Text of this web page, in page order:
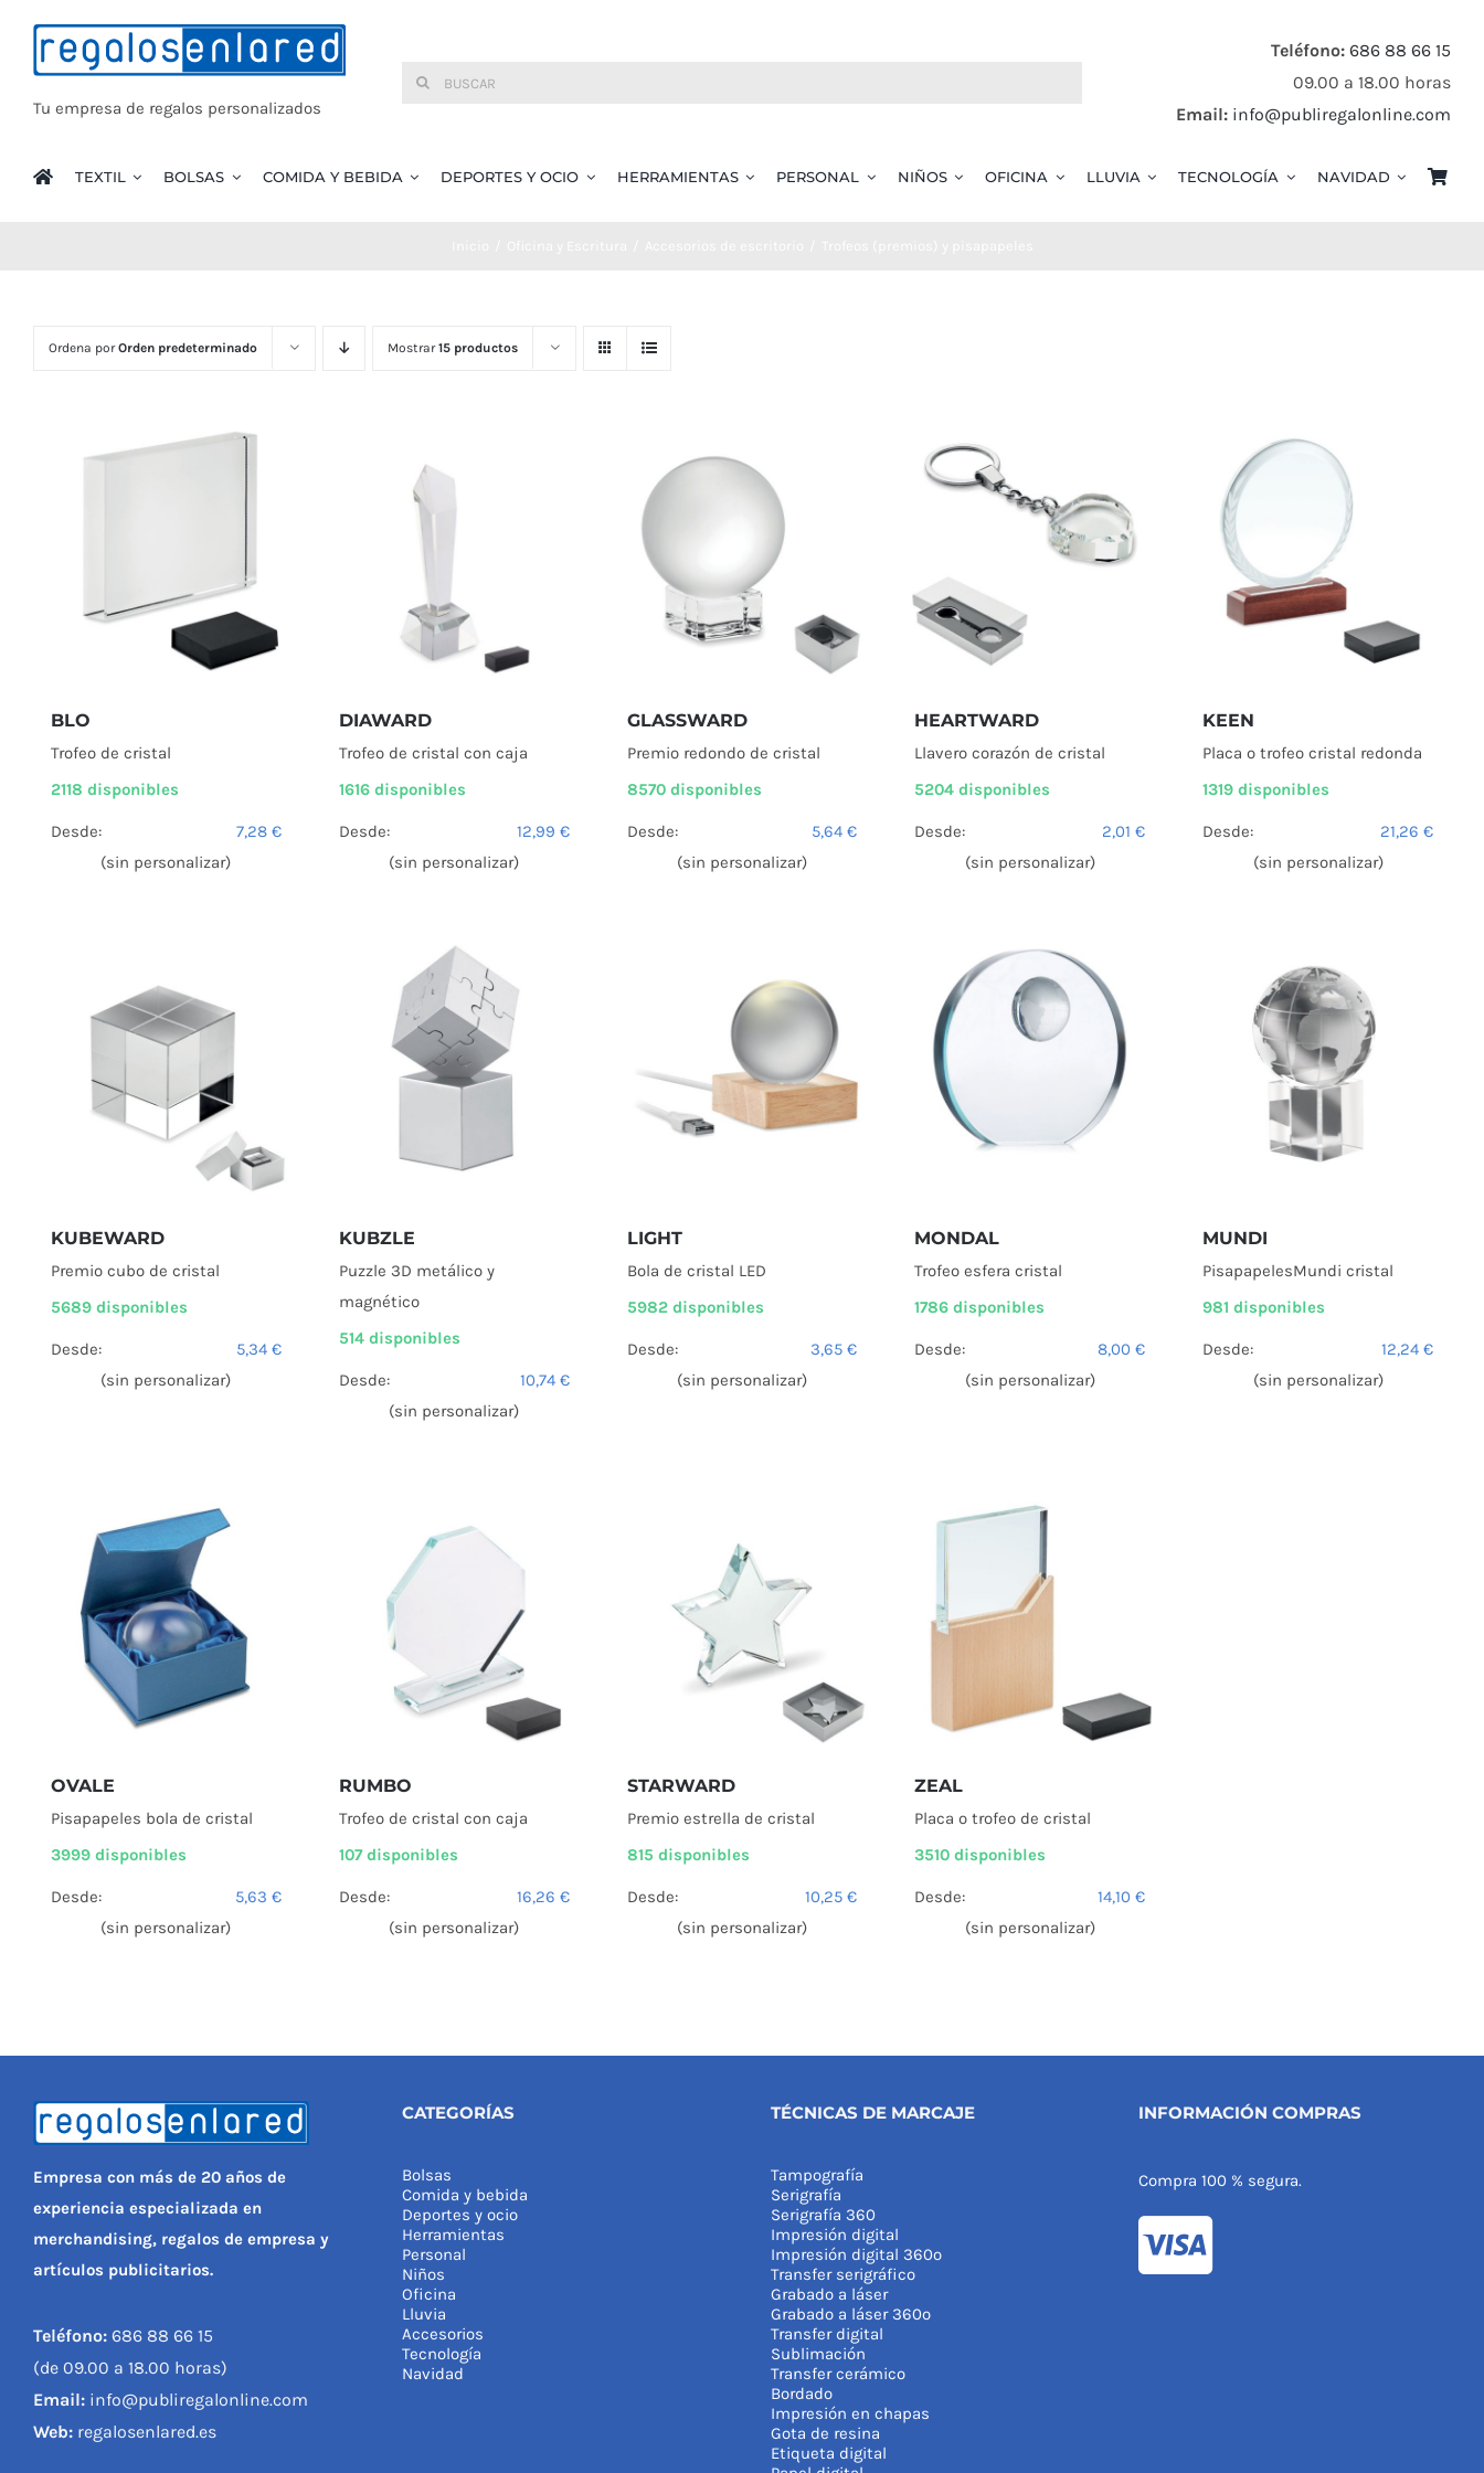
contenido
Tu empresa de regalos personalizados
Buscar:
Teléfono: 686 88 66 15
09.00 a 18.00 horas
Email: info@publiregalonline.com
TEXTIL BOLSAS COMIDA Y BEBIDA DEPORTES Y OCIO HERRAMIENTAS PERSONAL NIÑOS OFICINA LLUVIA TECNOLOGÍA NAVIDAD
Ordena porOrden predeterminado Mostrar15 productos
BLO
Trofeo de cristal
2118 disponibles
Desde: 7,28 €
(sin personalizar)
DIAWARD
Trofeo de cristal con caja
1616 disponibles
Desde: 12,99 €
(sin personalizar)
GLASSWARD
Premio redondo de cristal
8570 disponibles
Desde: 5,64€
(sin personalizar)
HEARTWARD
Llavero corazón de cristal
5204 disponibles
Desde: 2,01€
(sin personalizar)
KEEN
Placa o trofeo cristal redonda
1319 disponibles
Desde: 21,26 €
(sin personalizar)
KUBEWARD
Premio cubo de cristal
5689 disponibles
Desde: 5,34 €
(sin personalizar)
KUBZLE
Puzzle 3D metálico y
magnético
514 disponibles
Desde: 10,74 €
(sin personalizar)
LIGHT
Bola de cristal LED
5982 disponibles
Desde: 3,65€
(sin personalizar)
MONDAL
Trofeo esfera cristal
1786 disponibles
Desde: 8,00€
(sin personalizar)
MUNDI
PisapapelesMundi cristal
981 disponibles
Desde: 12,24 €
(sin personalizar)
OVALE
Pisapapeles bola de cristal
3999 disponibles
Desde: 5,63 €
(sin personalizar)
RUMBO
Trofeo de cristal con caja
107 disponibles
Desde: 16,26 €
(sin personalizar)
STARWARD
Premio estrella de cristal
815 disponibles
Desde: 10,25€
(sin personalizar)
ZEAL
Placa o trofeo de cristal
3510 disponibles
Desde: 14,10€
(sin personalizar)
Empresa con más de 20 años de
experiencia especializada en
merchandising, regalos de empresa y
artículos publicitarios.
Teléfono:686 88 66 15
(de 09.00 a 18.00 horas)
Email:info@publiregalonline.com
Web:regalosenlared.es
CATEGORÍAS
Bolsas
Comida y bebida
Deportes y ocio
Herramientas
Personal
Niños
Oficina
Lluvia
Accesorios
Tecnología
Navidad
TÉCNICAS DE MARCAJE
Tampografía
Serigrafía
Serigrafía 360
Impresión digital
Impresión digital 360º
Transfer serigráfico
Grabado a láser
Grabado a láser 360º
Transfer digital
Sublimación
Transfer cerámico
Bordado
Impresión en chapas
Gota de resina
Etiqueta digital
INFORMACIÓN COMPRAS
Compra 100 % segura.